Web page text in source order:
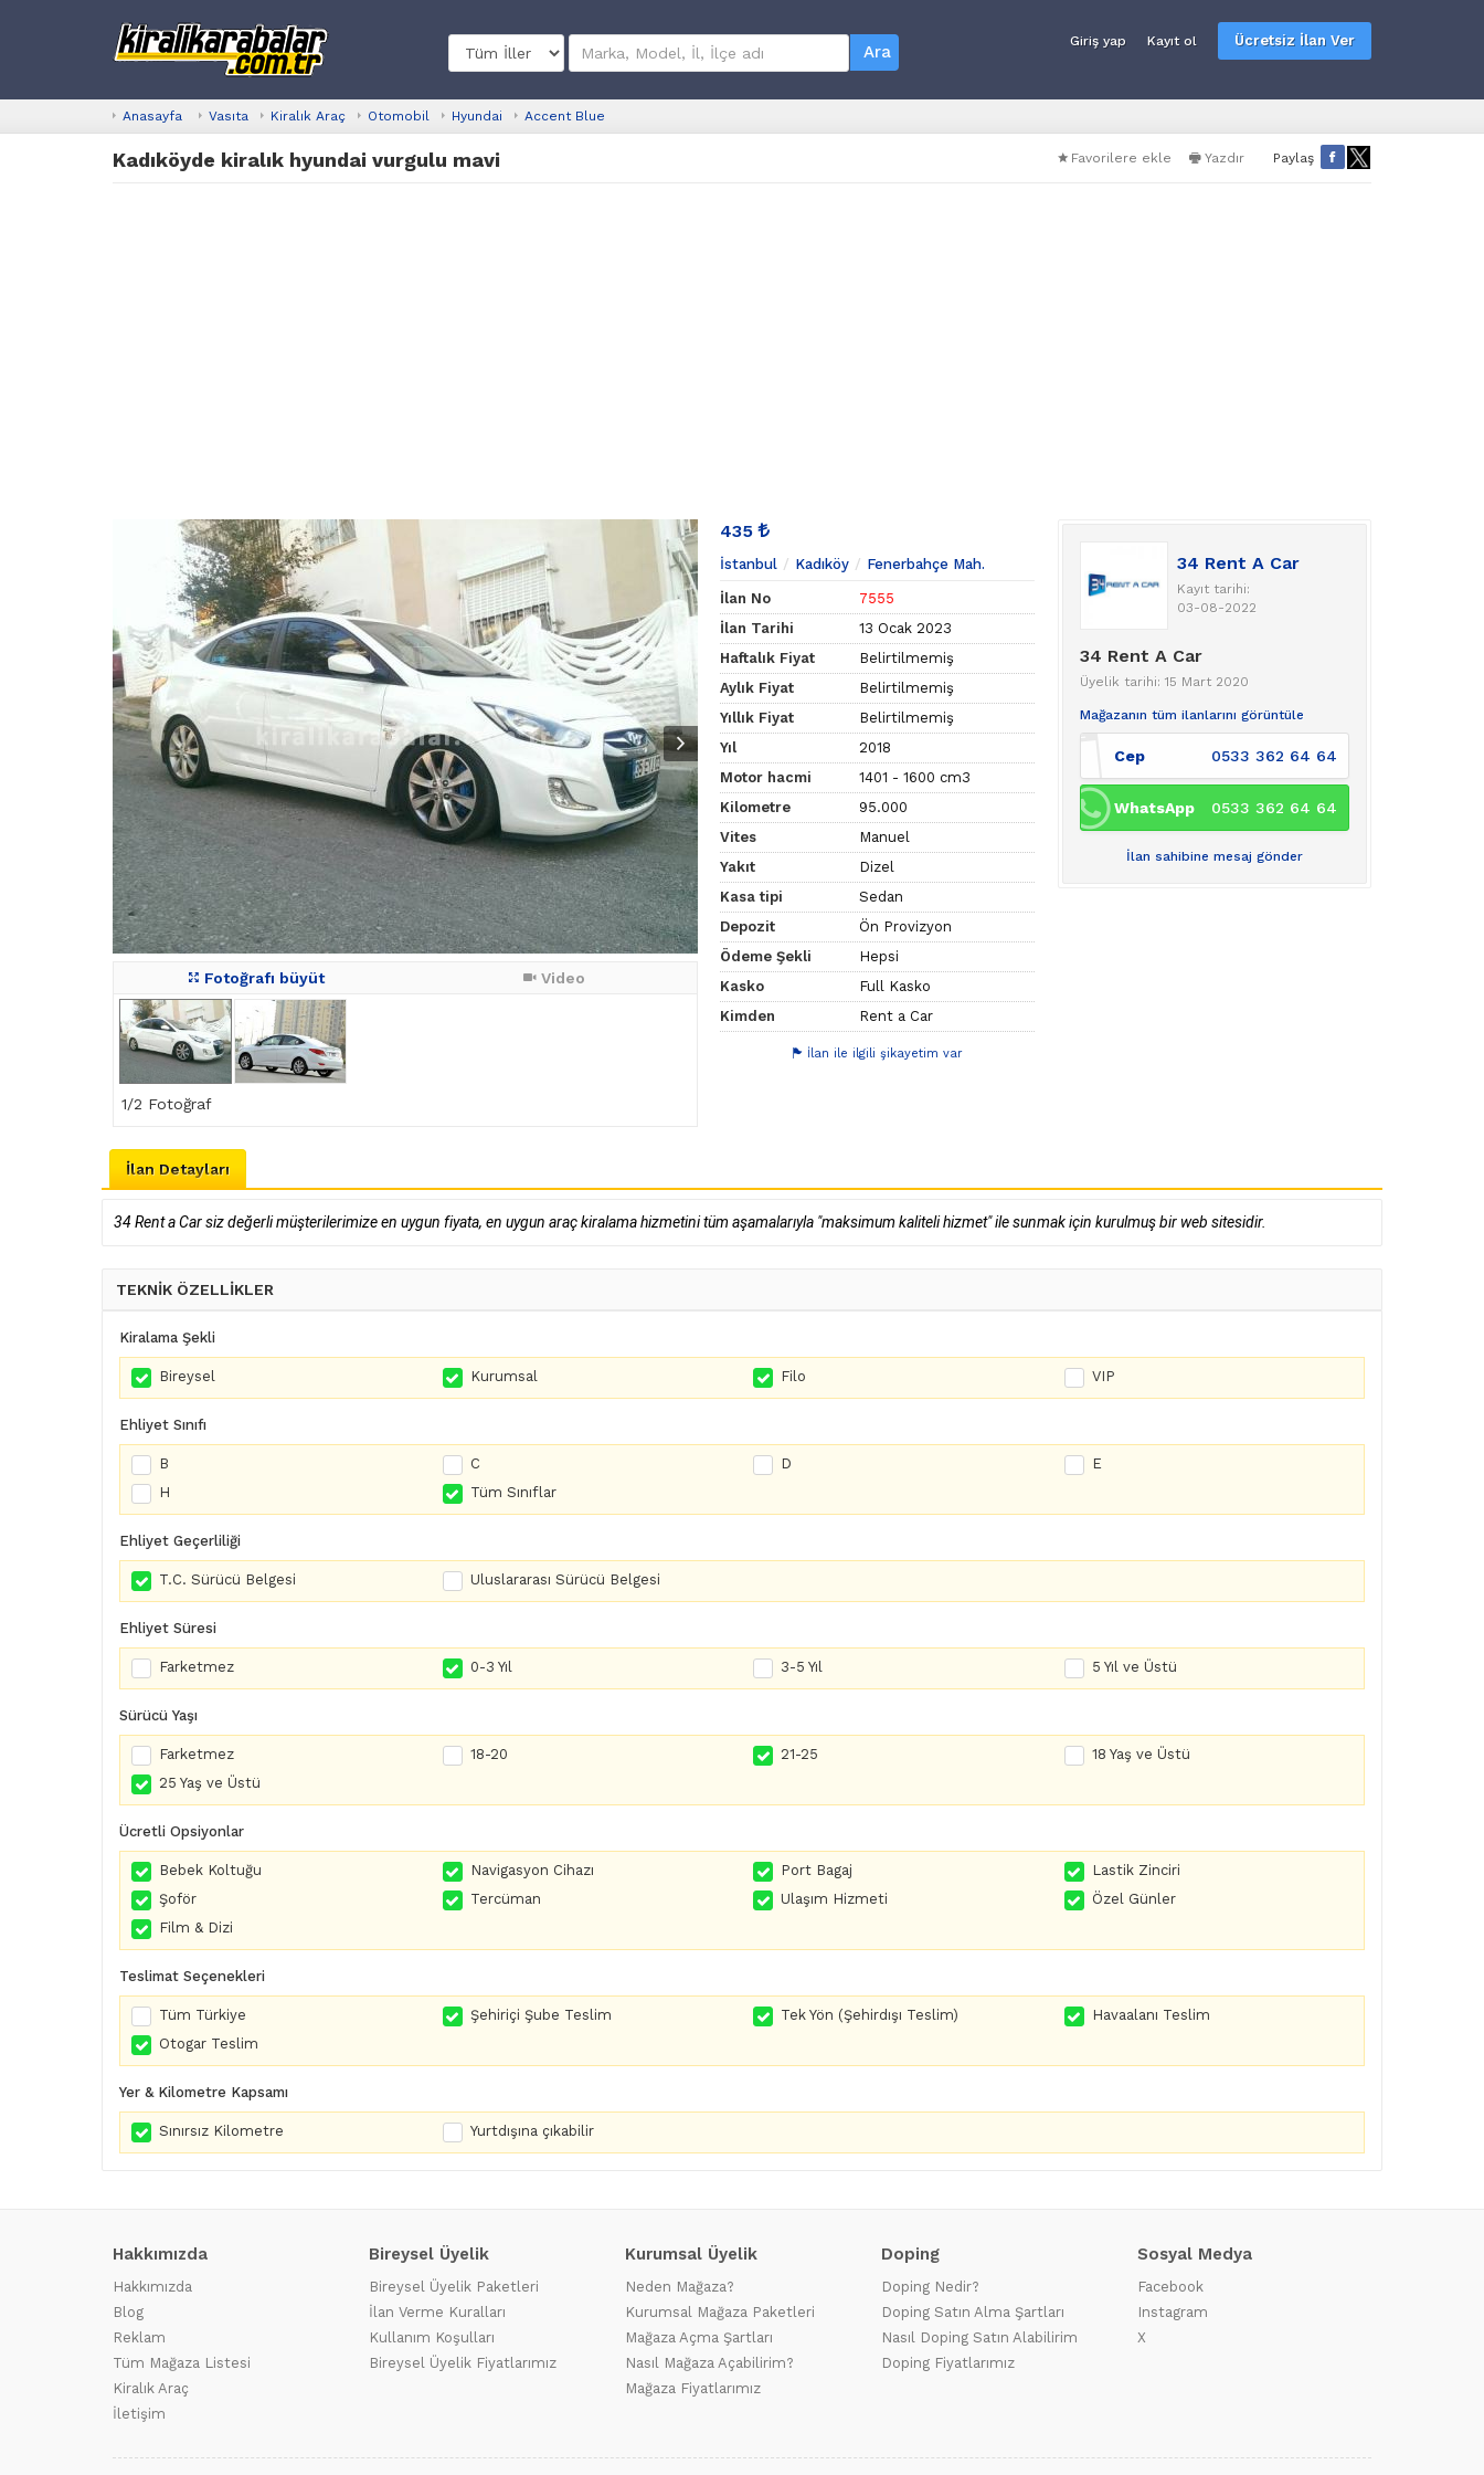
Ara
Giriş yap Kayıt ol Ücretsiz İlan Ver
Anasayfa Vasıta Kiralık Araç Otomobil Hyundai Accent Blue
Kadıköyde kiralık hyundai vurgulu mavi Favorilere ekle Yazdır Paylaş
Fotoğrafı büyüt Video
1/2 Fotoğraf
435
İstanbul Kadıköy Fenerbahçe Mah.
İlan No
7555
İlan Tarihi
13 Ocak 2023
Haftalık Fiyat
Belirtilmemiş
Aylık Fiyat
Belirtilmemiş
Yıllık Fiyat
Belirtilmemiş
Yıl
2018
Motor hacmi
1401 - 1600 cm3
Kilometre
95.000
Vites
Manuel
Yakıt
Dizel
Kasa tipi
Sedan
Depozit
Ön Provizyon
Ödeme Şekli
Hepsi
Kasko
Full Kasko
Kimden
Rent a Car
İlan ile ilgili şikayetim var
34 Rent A Car
Kayıt tarihi:
03-08-2022
34 Rent A Car
Üyelik tarihi: 15 Mart 2020
Mağazanın tüm ilanlarını görüntüle
Cep 0533 362 64 64
WhatsApp 0533 362 64 64
İlan sahibine mesaj gönder
İlan Detayları
34 Rent a Car siz değerli müşterilerimize en uygun fiyata, en uygun araç kiralama hizmetini tüm aşamalarıyla "maksimum kaliteli hizmet" ile sunmak için kurulmuş bir web sitesidir.
TEKNİK ÖZELLİKLER
Kiralama Şekli
Bireysel Kurumsal Filo VIP
Ehliyet Sınıfı
B C D
E
H
Tüm Sınıflar
Ehliyet Geçerliliği
T.C. Sürücü Belgesi Uluslararası Sürücü Belgesi
Ehliyet Süresi
Farketmez 0-3 Yıl 3-5 Yıl 5 Yıl ve Üstü
Sürücü Yaşı
Farketmez 18-20 21-25
18 Yaş ve Üstü
25 Yaş ve Üstü
Ücretli Opsiyonlar
Bebek Koltuğu Navigasyon Cihazı Port Bagaj
Lastik Zinciri
Şoför
Tercüman Ulaşım Hizmeti
Özel Günler
Film & Dizi
Teslimat Seçenekleri
Tüm Türkiye Şehiriçi Şube Teslim Tek Yön (Şehirdışı Teslim)
Havaalanı Teslim
Otogar Teslim
Yer & Kilometre Kapsamı
Sınırsız Kilometre Yurtdışına çıkabilir
Hakkımızda
Hakkımızda
Blog
Reklam
Tüm Mağaza Listesi
Kiralık Araç
İletişim
Bireysel Üyelik
Bireysel Üyelik Paketleri
İlan Verme Kuralları
Kullanım Koşulları
Bireysel Üyelik Fiyatlarımız
Kurumsal Üyelik
Neden Mağaza?
Kurumsal Mağaza Paketleri
Mağaza Açma Şartları
Nasıl Mağaza Açabilirim?
Mağaza Fiyatlarımız
Doping
Doping Nedir?
Doping Satın Alma Şartları
Nasıl Doping Satın Alabilirim
Doping Fiyatlarımız
Sosyal Medya
Facebook
Instagram
X